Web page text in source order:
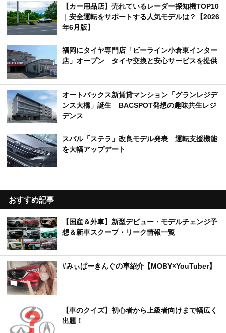
【カー用品店】売れているレーダー探知機TOP10
｜安全運転をサポートする人気モデルは？【2026
年6月版】
福岡にタイヤ専門店「ビーライン小倉東インター
店」オープン タイヤ交換と安心サービスを提供
オートバックス新賃貸マンション「グランレジデ
ンス大橋」誕生 BACSPOT発想の趣味共生レジ
デンス
スバル「ステラ」改良モデル発表 運転支援機能
を大幅アップデート
おすすめ記事
【国産＆外車】新型デビュー・モデルチェンジ予
想＆新車スクープ・リーク情報一覧
#みぃぱーきんぐの車紹介【MOBY×YouTuber】
【車のクイズ】初心者から上級者向けまで幅広く
出題！